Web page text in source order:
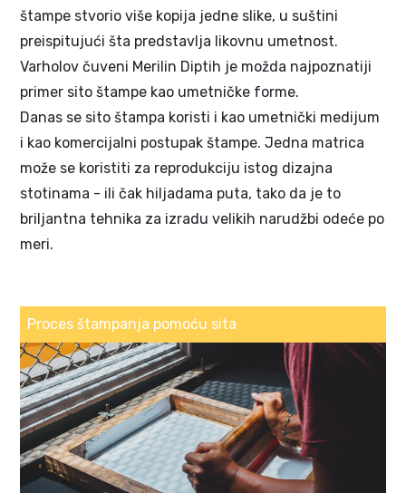
štampe stvorio više kopija jedne slike, u suštini
preispitujući šta predstavlja likovnu umetnost.
Varholov čuveni Merilin Diptih je možda najpoznatiji
primer sito štampe kao umetničke forme.
Danas se sito štampa koristi i kao umetnički medijum
i kao komercijalni postupak štampe. Jedna matrica
može se koristiti za reprodukciju istog dizajna
stotinama - ili čak hiljadama puta, tako da je to
briljantna tehnika za izradu velikih narudžbi odeće po
meri.
Proces štampanja pomoću sita